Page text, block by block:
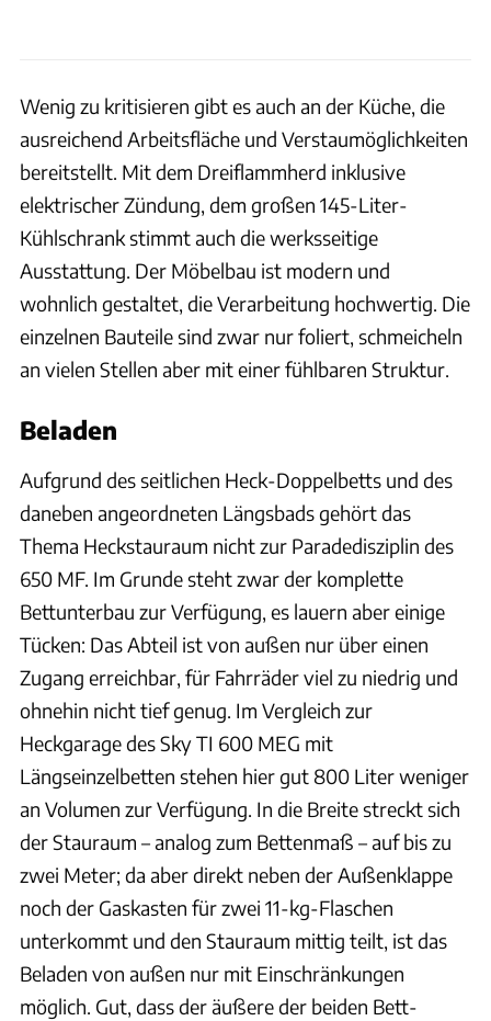
Wenig zu kritisieren gibt es auch an der Küche, die
ausreichend Arbeitsfläche und Verstaumöglichkeiten
bereitstellt. Mit dem Dreiflammherd inklusive
elektrischer Zündung, dem großen 145-Liter-
Kühlschrank stimmt auch die werksseitige
Ausstattung. Der Möbelbau ist modern und
wohnlich gestaltet, die Verarbeitung hochwertig. Die
einzelnen Bauteile sind zwar nur foliert, schmeicheln
an vielen Stellen aber mit einer fühlbaren Struktur.
Beladen
Aufgrund des seitlichen Heck-Doppelbetts und des
daneben angeordneten Längsbads gehört das
Thema Heckstauraum nicht zur Paradedisziplin des
650 MF. Im Grunde steht zwar der komplette
Bettunterbau zur Verfügung, es lauern aber einige
Tücken: Das Abteil ist von außen nur über einen
Zugang erreichbar, für Fahrräder viel zu niedrig und
ohnehin nicht tief genug. Im Vergleich zur
Heckgarage des Sky TI 600 MEG mit
Längseinzelbetten stehen hier gut 800 Liter weniger
an Volumen zur Verfügung. In die Breite streckt sich
der Stauraum – analog zum Bettenmaß – auf bis zu
zwei Meter; da aber direkt neben der Außenklappe
noch der Gaskasten für zwei 11-kg-Flaschen
unterkommt und den Stauraum mittig teilt, ist das
Beladen von außen nur mit Einschränkungen
möglich. Gut, dass der äußere der beiden Bett-